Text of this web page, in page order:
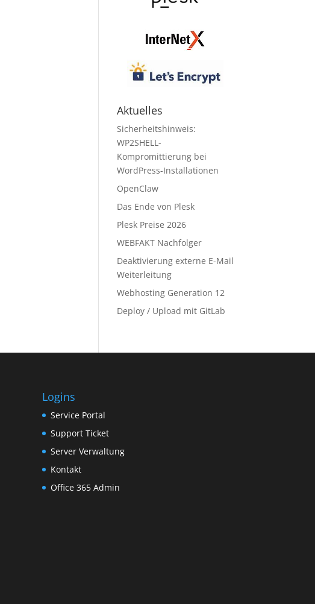
Aktuelles
Sicherheitshinweis:
WP2SHELL-
Kompromittierung bei
WordPress-Installationen
OpenClaw
Das Ende von Plesk
Plesk Preise 2026
WEBFAKT Nachfolger
Deaktivierung externe E-Mail
Weiterleitung
Webhosting Generation 12
Deploy / Upload mit GitLab
Logins
Service Portal
Support Ticket
Server Verwaltung
Kontakt
Office 365 Admin